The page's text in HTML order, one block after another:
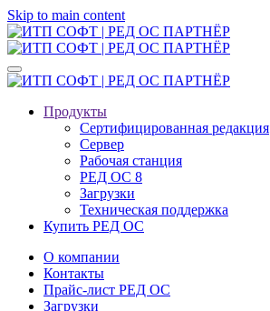
Skip to main content
Продукты
Сертифициро­ванная редакция
Сервер
Рабочая станция
РЕД ОС 8
Загрузки
Техническая поддержка
Купить РЕД ОС
О компании
Контакты
Прайс-лист РЕД ОС
Загрузки